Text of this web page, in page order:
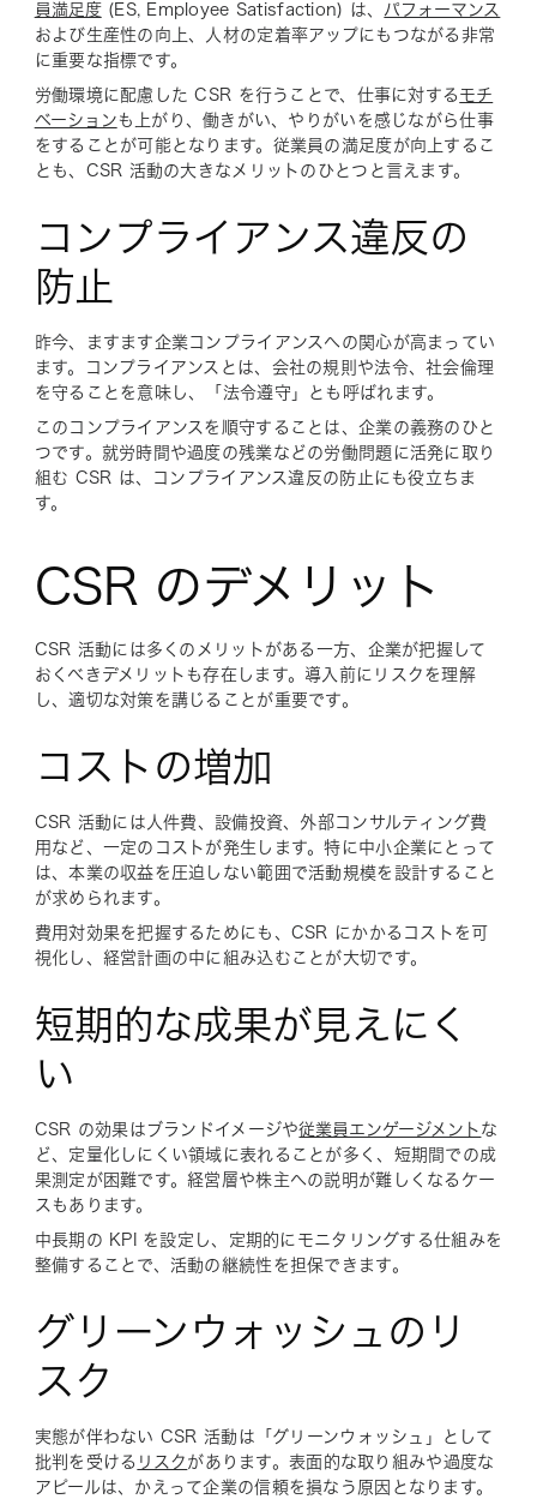
員満足度(ES, Employee Satisfaction) は、
パフォーマンス
および生産性の向上、人材の定着率アップにもつながる非常
に重要な指標です。
労働環境に配慮した CSR を行うことで、仕事に対する モチ
ベーションも上がり、働きがい、やりがいを感じながら仕事
をすることが可能となります。従業員の満足度が向上するこ
とも、CSR 活動の大きなメリットのひとつと言えます。
コンプライアンス違反の
防止
昨今、ますます企業コンプライアンスへの関心が高まってい
ます。コンプライアンスとは、会社の規則や法令、社会倫理
を守ることを意味し、「法令遵守」とも呼ばれます。
このコンプライアンスを順守することは、企業の義務のひと
つです。就労時間や過度の残業などの労働問題に活発に取り
組む CSR は、コンプライアンス違反の防止にも役立ちま
す。
CSR のデメリット
CSR 活動には多くのメリットがある一方、企業が把握して
おくべきデメリットも存在します。導入前にリスクを理解
し、適切な対策を講じることが重要です。
コストの増加
CSR 活動には人件費、設備投資、外部コンサルティング費
用など、一定のコストが発生します。特に中小企業にとって
は、本業の収益を圧迫しない範囲で活動規模を設計すること
が求められます。
費用対効果を把握するためにも、CSR にかかるコストを可
視化し、経営計画の中に組み込むことが大切です。
短期的な成果が見えにく
い
CSR の効果はブランドイメージや従業員エンゲージメント な
ど、定量化しにくい領域に表れることが多く、短期間での成
果測定が困難です。経営層や株主への説明が難しくなるケー
スもあります。
中長期の KPI を設定し、定期的にモニタリングする仕組みを
整備することで、活動の継続性を担保できます。
グリーンウォッシュのリ
スク
実態が伴わない CSR 活動は「グリーンウォッシュ」として
批判を受ける リスク があります。表面的な取り組みや過度な
アピールは、かえって企業の信頼を損なう原因となります。